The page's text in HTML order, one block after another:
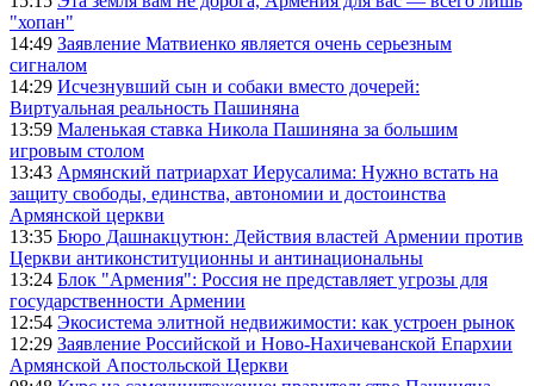
"хопан"
14:49 Заявление Матвиенко является очень серьезным
сигналом
14:29 Исчезнувший сын и собаки вместо дочерей:
Виртуальная реальность Пашиняна
13:59 Маленькая ставка Никола Пашиняна за большим
игровым столом
13:43 Армянский патриархат Иерусалима: Нужно встать на
защиту свободы, единства, автономии и достоинства
Армянской церкви
13:35 Бюро Дашнакцутюн: Действия властей Армении против
Церкви антиконституционны и антинациональны
13:24 Блок "Армения": Россия не представляет угрозы для
государственности Армении
12:54 Экосистема элитной недвижимости: как устроен рынок
12:29 Заявление Российской и Ново-Нахичеванской Епархии
Армянской Апостольской Церкви